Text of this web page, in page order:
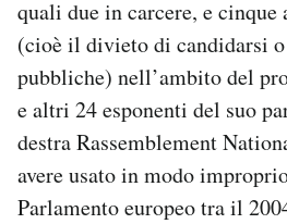
AREA PERSONALE
Area Personale
Newsletter
Notifiche mobile
Regala il Post
Hai bisogno di aiuto?
quali due in carcere, e
(cioè il divieto di candidarsi
pubbliche) nell’ambito del
e altri 24 esponenti del suo
destra Rassemblement
avere usato in modo
Parlamento europeo tra il